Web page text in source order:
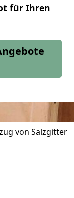
für Ihren
von Salzgitter